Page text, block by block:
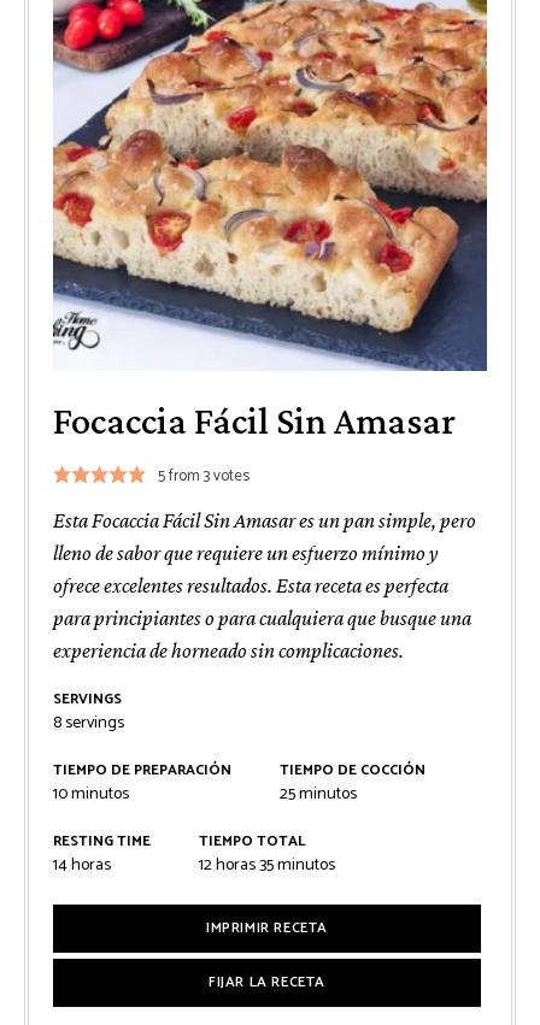
Focaccia Fácil Sin Amasar
5from3votes
Esta Focaccia Fácil Sin Amasar es un pan simple, pero
lleno de sabor que requiere un esfuerzo mínimo y
ofrece excelentes resultados. Esta receta es perfecta
para principiantes o para cualquiera que busque una
experiencia de horneado sin complicaciones.
SERVINGS
8servings
TIEMPO DE PREPARACIÓN
10minutos
minutos
TIEMPO DE COCCIÓN
25minutos
minutos
RESTING TIME
14horas
horas
TIEMPO TOTAL
12horas
horas35minutos
minutos
IMPRIMIR RECETA
FIJAR LA RECETA